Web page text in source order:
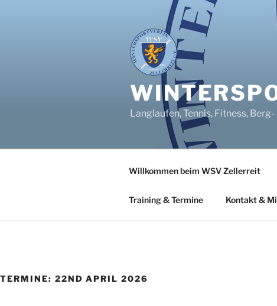
Langlaufen, Tennis, Fitness,
Willkommen beim WSV Zellerreit
Training & Termine Kontakt &
TERMINE: 22ND APRIL 2026